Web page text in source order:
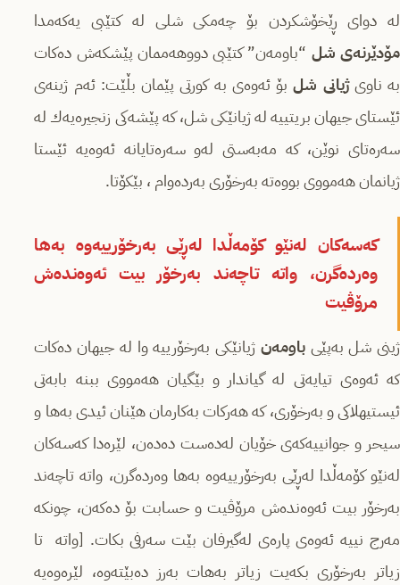
لە دوای ڕێخۆشكردن بۆ چەمكی شلی لە كتێبی یەكەمدا
مۆدێرنەی شل “باومەن” كتێبی دووھەممان پێشكەش دەكات
بە ناویژیانی شلبۆ ئەوەی بە كورتی پێمان بڵێت: ئەم ژینەی
ئێستای جیھان بریتییە لە ژیانێكی شل، كە پێشەكی زنجیرەیەك لە
سەرەتای نوێن، كە مەبەستی لەو سەرەتایانە ئەوەیە ئێستا
ژیانمان ھەمووی بووەتە بەرخۆری بەردەوام ، بێكۆتا.
كەسەكان لەنێو کۆمەڵدا لەڕێی بەرخۆرییەوە بەھا
وەردەگرن، واتە تاچەند بەرخۆر بیت ئەوەندەش
مرۆڤیت
ژینی شل بەپێیباومەن ژیانێكی بەرخۆرییە وا لە جیھان دەكات
كە ئەوەی تیایەتی لە گیاندار و بێگیان ھەمووی ببنە بابەتی
ئیستیھلاكی و بەرخۆری، كە ھەركات بەكارمان ھێنان ئیدی بەھا و
سیحر و جوانییەكەی خۆیان لەدەست دەدەن، لێرەدا كەسەكان
لەنێو کۆمەڵدا لەڕێی بەرخۆرییەوە بەھا وەردەگرن، واتە تاچەند
بەرخۆر بیت ئەوەندەش مرۆڤیت و حسابت بۆ دەكەن، چونكە
مەرج نییە ئەوەی پارەی لەگیرفان بێت سەرفی بكات. [واتە تا
زیاتر بەرخۆری بكەیت زیاتر بەھات بەرز دەبێتەوە، لێرەوەیە